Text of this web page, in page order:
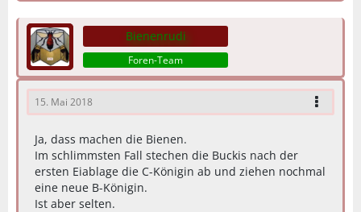
Bienenrudi
Foren-Team
15. Mai 2018
Ja, dass machen die Bienen.
Im schlimmsten Fall stechen die Buckis nach der
ersten Eiablage die C-Königin ab und ziehen nochmal
eine neue B-Königin.
Ist aber selten.